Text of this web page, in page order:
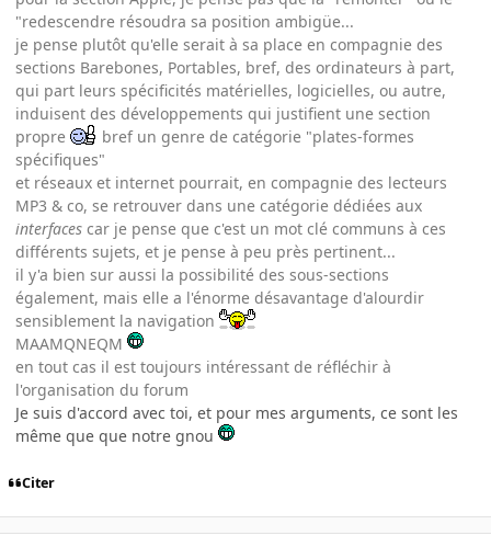
"redescendre résoudra sa position ambigüe...
je pense plutôt qu'elle serait à sa place en compagnie des
sections Barebones, Portables, bref, des ordinateurs à part,
qui part leurs spécificités matérielles, logicielles, ou autre,
induisent des développements qui justifient une section
propre
bref un genre de catégorie "plates-formes
spécifiques"
et réseaux et internet pourrait, en compagnie des lecteurs
MP3 & co, se retrouver dans une catégorie dédiées aux
interfaces car je pense que c'est un mot clé communs à ces
différents sujets, et je pense à peu près pertinent...
il y'a bien sur aussi la possibilité des sous-sections
également, mais elle a l'énorme désavantage d'alourdir
sensiblement la navigation
MAAMQNEQM
en tout cas il est toujours intéressant de réfléchir à
l'organisation du forum
Je suis d'accord avec toi, et pour mes arguments, ce sont les
même que que notre gnou
Citer